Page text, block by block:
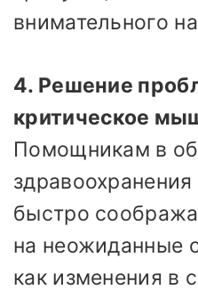
внимательного
4. Решение
критическое
Помощникам в
быстро
на неожиданные
как изменения в